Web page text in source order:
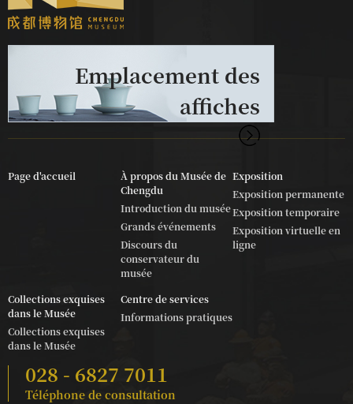
Emplacement des
affiches
Page d'accueil
À propos du Musée de
Chengdu
Introduction du musée
Grands événements
Discours du
conservateur du
musée
Exposition
Exposition permanente
Exposition temporaire
Exposition virtuelle en
ligne
Collections exquises
dans le Musée
Collections exquises
dans le Musée
Centre de services
Informations pratiques
028 - 6827 7011
Téléphone de consultation